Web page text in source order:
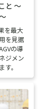
と 〜
を最大
を見据
の導
ジメン
。